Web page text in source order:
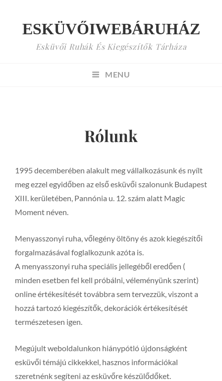
ESKÜVŐIWEBÁRUHÁZ
Esküvői Ruhák És Kiegészítők Tárháza
MENU
Rólunk
1995 decemberében alakult meg vállalkozásunk és nyílt
meg ezzel egyidőben az első esküvői szalonunk Budapest
XIII. kerületében, Pannónia u. 12. szám alatt Magic
Moment néven.
Menyasszonyi ruha, vőlegény öltöny és azok kiegészítői
forgalmazásával foglalkozunk azóta is.
A menyasszonyi ruha speciális jellegéből eredően (
minden esetben fel kell próbálni, véleményünk szerint)
online értékesítését továbbra sem tervezzük, viszont a
hozzá tartozó kiegészítők, dekorációk értékesítését
természetesen igen.
Megújult weboldalunkon hiánypótló újdonságként
esküvői témájú cikkekkel, hasznos információkal
szeretnénk segíteni az esküvőre készülődőket.